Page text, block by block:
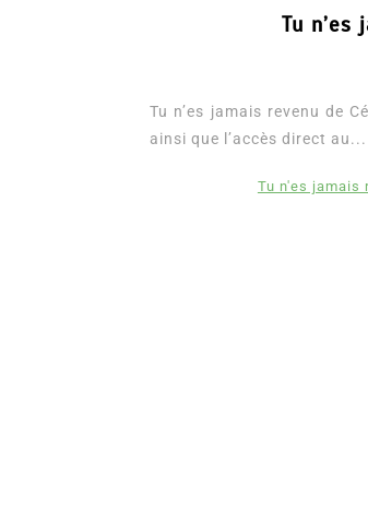
Tu n’es
Tu n’es jamais revenu de
ainsi que l’accès direct au...
Tu n'es jamais
Romance
Romances –
2026
6 Juil 2026 0
littérature